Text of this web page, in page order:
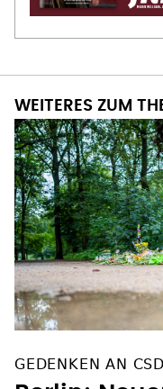
WEITERES ZUM
GEDENKEN AN